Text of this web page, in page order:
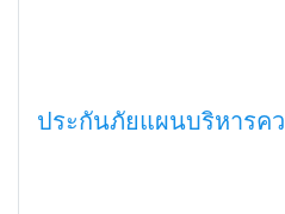
ประกันภัยแผนบริหารค